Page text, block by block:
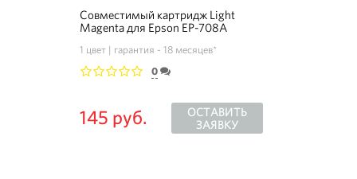
Совместимый картридж Light
Magenta для Epson EP-708A
1 цвет гарантия - 18 месяцев*
0
145 руб.
ОСТАВИТЬ
ЗАЯВКУ